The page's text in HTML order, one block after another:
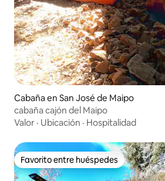
Cabaña en San José de Maipo
cabaña cajón del Maipo
Valor · Ubicación · Hospitalidad
Favorito entre huéspedes
Favorito entre huéspedes